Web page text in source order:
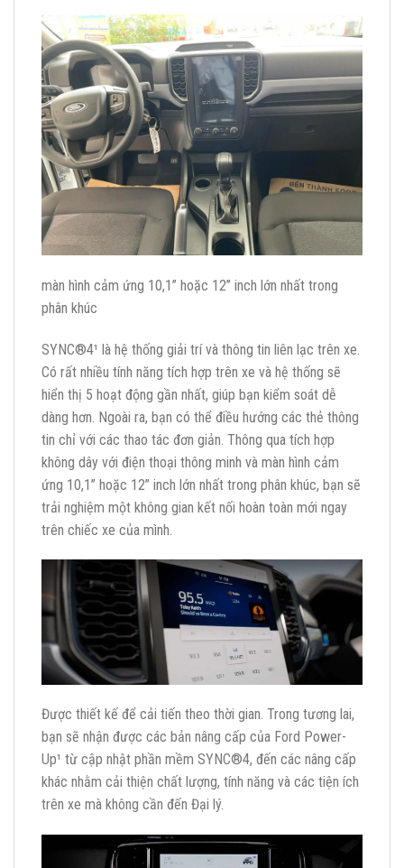
màn hình cảm ứng 10,1” hoặc 12” inch lớn nhất trong
phân khúc
SYNC®4¹ là hệ thống giải trí và thông tin liên lạc trên xe.
Có rất nhiều tính năng tích hợp trên xe và hệ thống sẽ
hiển thị 5 hoạt động gần nhất, giúp bạn kiểm soát dễ
dàng hơn. Ngoài ra, bạn có thể điều hướng các thẻ thông
tin chỉ với các thao tác đơn giản. Thông qua tích hợp
không dây với điện thoại thông minh và màn hình cảm
ứng 10,1” hoặc 12” inch lớn nhất trong phân khúc, bạn sẽ
trải nghiệm một không gian kết nối hoàn toàn mới ngay
trên chiếc xe của mình.
Được thiết kế để cải tiến theo thời gian. Trong tương lai,
bạn sẽ nhận được các bản nâng cấp của Ford Power-
Up¹ từ cập nhật phần mềm SYNC®4, đến các nâng cấp
khác nhằm cải thiện chất lượng, tính năng và các tiện ích
trên xe mà không cần đến Đại lý.